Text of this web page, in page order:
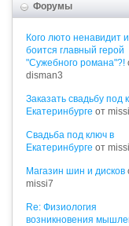
Форумы
Кого люто ненавидит и
боится главный герой
"Сужебного романа"?!
disman3
Заказать свадьбу под
Екатеринбурге от
Cвадьба под ключ в
Екатеринбурге от
Магазин шин и дисков
missi7
Re: Физиология
возникновения